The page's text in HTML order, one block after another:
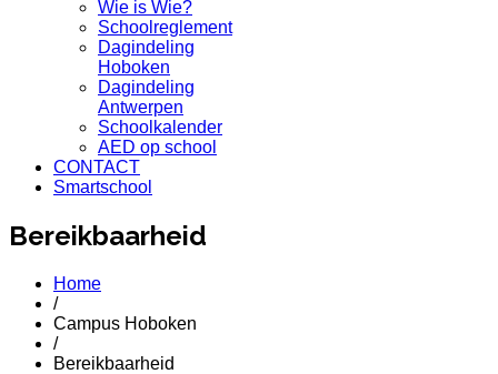
Wie is Wie?
Schoolreglement
Dagindeling
Hoboken
Dagindeling
Antwerpen
Schoolkalender
AED op school
CONTACT
Smartschool
Bereikbaarheid
Home
/
Campus Hoboken
/
Bereikbaarheid